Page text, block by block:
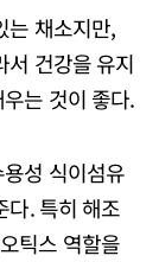
는 채소지만,
서 건강을 유지
는 것이 좋다.
성 식이섬유
다. 특히 해조
틱스 역할을